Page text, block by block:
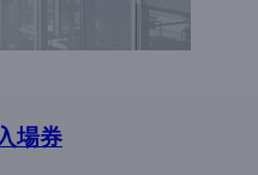
場券